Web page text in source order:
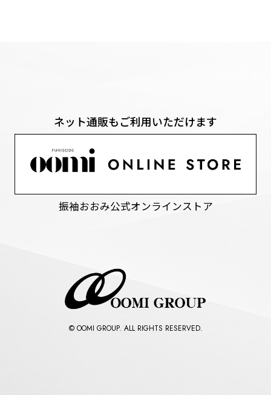
ネット通販もご利用いただけます
振袖おおみ公式オンラインストア
© OOMI GROUP. ALL RIGHTS RESERVED.